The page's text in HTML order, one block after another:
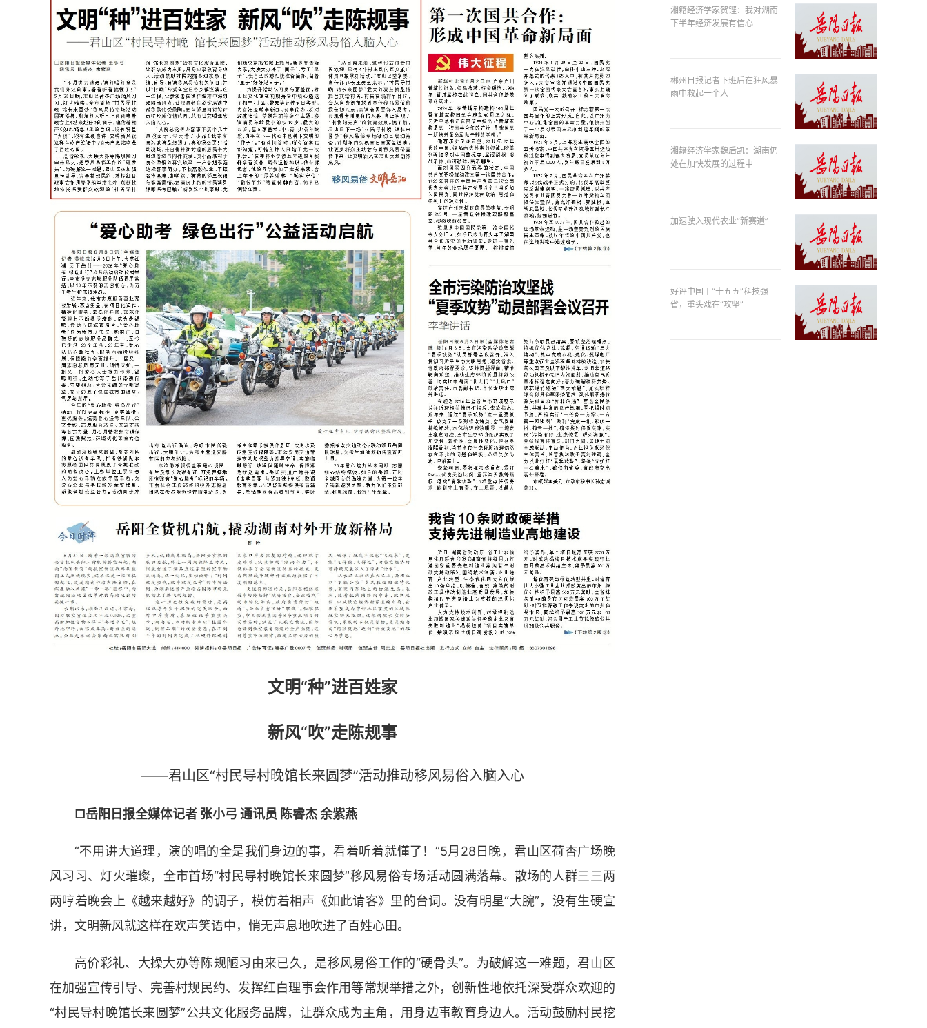
文明“种”进百姓家
新风“吹”走陈规事
——君山区“村民导村晚馆长来圆梦”活动推动移风易俗入脑入心
□岳阳日报全媒体记者 张小弓 通讯员 陈睿杰 余紫燕
“不用讲大道理，演的唱的全是我们身边的事，看着听着就懂了！”5月28日晚，君山区荷杏广场晚
风习习、灯火璀璨，全市首场“村民导村晚馆长来圆梦”移风易俗专场活动圆满落幕。散场的人群三三两
两哼着晚会上《越来越好》的调子，模仿着相声《如此请客》里的台词。没有明星“大腕”，没有生硬宣
讲，文明新风就这样在欢声笑语中，悄无声息地吹进了百姓心田。
高价彩礼、大操大办等陈规陋习由来已久，是移风易俗工作的“硬骨头”。为破解这一难题，君山区
在加强宣传引导、完善村规民约、发挥红白理事会作用等常规举措之外，创新性地依托深受群众欢迎的
“村民导村晚馆长来圆梦”公共文化服务品牌，让群众成为主角，用身边事教育身边人。活动鼓励村民挖
湘籍经济学家贺铿：我对湖南
下半年经济发展有信心
郴州日报记者下班后在狂风暴
雨中救起一个人
湘籍经济学家魏后凯：湖南仍
处在加快发展的过程中
加速驶入现代农业“新赛道”
好评中国丨“十五五”科技强
省，重头戏在“攻坚”